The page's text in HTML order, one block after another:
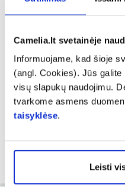
Camelia.lt svetainėje
Informuojame, kad šioje
(angl. Cookies). Jūs
visų slapukų naudojimu.
tvarkome asmens
taisyklėse.
Leisti
TATOO, 10 vnt.
1,16 € 1,94 €
% PAPILDOMA NUOLAIDA
Į krepšelį